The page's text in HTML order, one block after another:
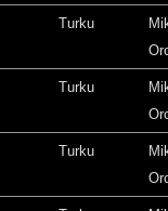
Turku
Turku
Turku